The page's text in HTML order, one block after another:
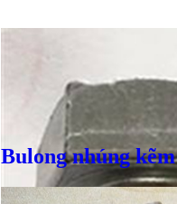
Bulong nhúng